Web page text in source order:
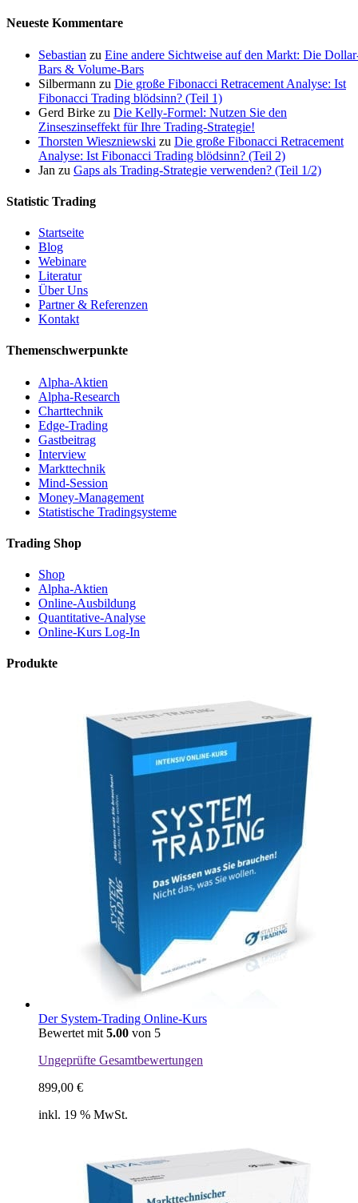
Neueste Kommentare
Sebastian zu Eine andere Sichtweise auf den Markt: Die
Bars & Volume-Bars
Silbermann zu Die große Fibonacci Retracement Analyse: Ist
Fibonacci Trading blödsinn? (Teil 1)
Gerd Birke zu Die Kelly-Formel: Nutzen Sie den
Zinseszinseffekt für Ihre Trading-Strategie!
Thorsten Wieszniewski zu Die große Fibonacci Retracement
Analyse: Ist Fibonacci Trading blödsinn? (Teil 2)
Jan zu Gaps als Trading-Strategie verwenden? (Teil 1/2)
Statistic Trading
Startseite
Blog
Webinare
Literatur
Über Uns
Partner & Referenzen
Kontakt
Themenschwerpunkte
Alpha-Aktien
Alpha-Research
Charttechnik
Edge-Trading
Gastbeitrag
Interview
Markttechnik
Mind-Session
Money-Management
Statistische Tradingsysteme
Trading Shop
Shop
Alpha-Aktien
Online-Ausbildung
Quantitative-Analyse
Online-Kurs Log-In
Produkte
Der System-Trading Online-Kurs
Bewertet mit 5.00 von 5
Ungeprüfte Gesamtbewertungen
899,00 €
inkl. 19 % MwSt.